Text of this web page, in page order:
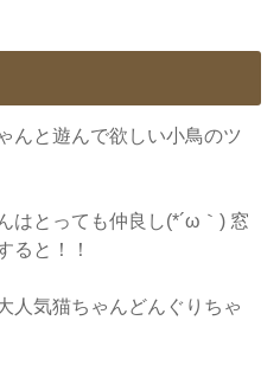
んと遊んで欲しい小鳥のツ
はとっても仲良し(*´ω｀) 窓
ると！！
人気猫ちゃんどんぐりちゃ